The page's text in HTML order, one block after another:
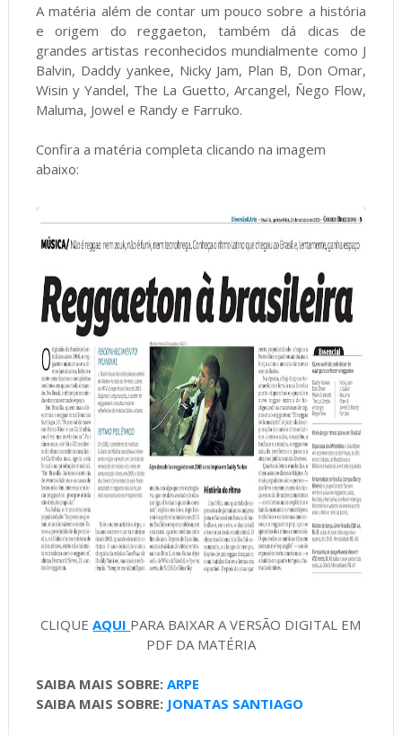
A matéria além de contar um pouco sobre a história
e origem do reggaeton, também dá dicas de
grandes artistas reconhecidos mundialmente como J
Balvin, Daddy yankee, Nicky Jam, Plan B, Don Omar,
Wisin y Yandel, The La Guetto, Arcangel, Ñego Flow,
Maluma, Jowel e Randy e Farruko.
Confira a matéria completa clicando na imagem
abaixo:
CLIQUEAQUI PARA BAIXAR A VERSÃO DIGITAL EM
PDF DA MATÉRIA
SAIBA MAIS SOBRE: ARPE
SAIBA MAIS SOBRE: JONATAS SANTIAGO